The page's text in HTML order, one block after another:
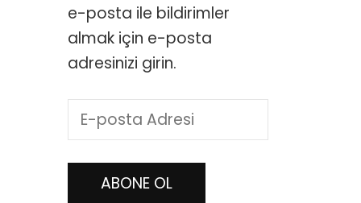
e-posta ile bildirimler
almak için e-posta
adresinizi girin.
E-
posta
Adresi
ABONE OL